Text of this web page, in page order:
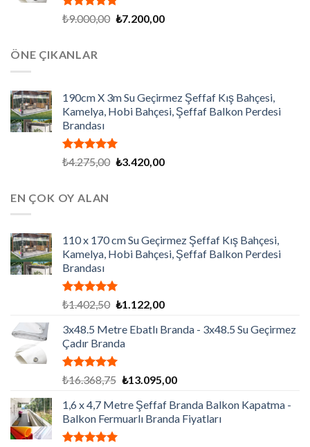
5 üzerinden
oy
₺9.000,00 Orijinal
₺7.200,00Şu
ÖNE ÇIKANLAR
190cm X 3m Su Geçirmez Şeffaf Kış Bahçesi,
Kamelya, Hobi Bahçesi, Şeffaf Balkon Perdesi
Brandası
5 üzerinden
oy
₺4.275,00 Orijinal
₺3.420,00Şu
EN ÇOK OY ALAN
110 x 170 cm Su Geçirmez Şeffaf Kış Bahçesi,
Kamelya, Hobi Bahçesi, Şeffaf Balkon Perdesi
Brandası
5 üzerinden
oy
aldı
₺1.402,50 Orijinal
₺1.402,50.
₺1.122,00Şu
fiyat:
3x48.5 Metre Ebatlı Branda - 3x48.5 Su Geçirmez
Çadır Branda
5 üzerinden
aldı
₺16.368,75 Orijinal
₺16.368,75.
₺13.095,00Şu
fiyat:
₺13.095,00.
1,6 x 4,7 Metre Şeffaf Branda Balkon Kapatma -
Balkon Fermuarlı Branda Fiyatları